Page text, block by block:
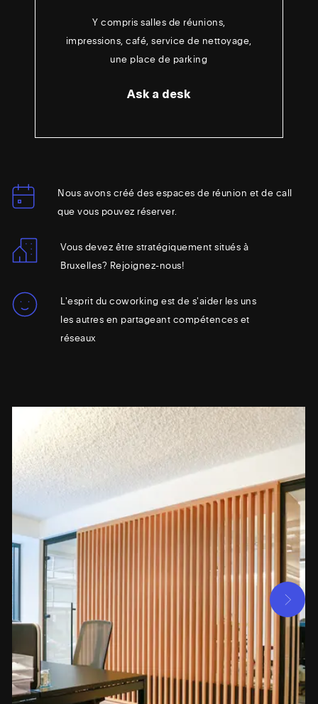
Y compris salles de réunions,
impressions, café, service de nettoyage,
une place de parking
Ask a desk
Nous avons créé des espaces de réunion et de call
que vous pouvez réserver.
Vous devez être stratégiquement situés à
Bruxelles? Rejoignez-nous!
L'esprit du coworking est de s'aider les uns
les autres en partageant compétences et
réseaux